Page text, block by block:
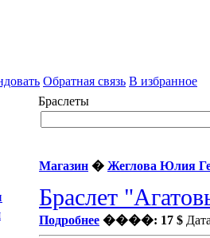
Обратная связь В избранное
Браслеты
Магазин � Жеглова Юлия
Браслет
Подробнее ����: 17 $